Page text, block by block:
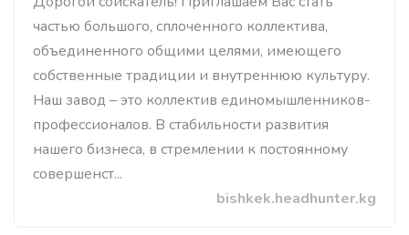
частью большого, сплоченного коллектива,
объединенного общими целями, имеющего
собственные традиции и внутреннюю культуру.
Наш завод – это коллектив единомышленников-
профессионалов. В стабильности развития
нашего бизнеса, в стремлении к постоянному
совершенст...
bishkek.headhunter.kg